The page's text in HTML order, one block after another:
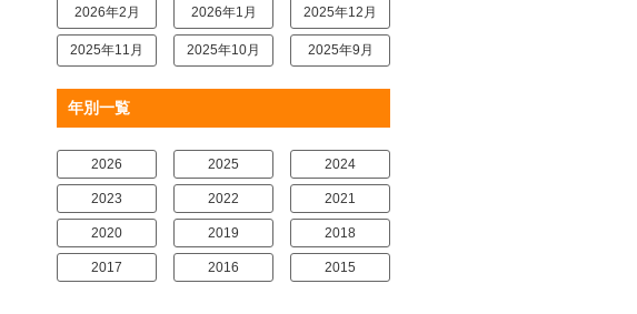
2026年2月 2026年1月 2025年12月
2025年11月 2025年10月 2025年9月
年別一覧
2026 2025 2024
2023 2022 2021
2020 2019 2018
2017 2016 2015